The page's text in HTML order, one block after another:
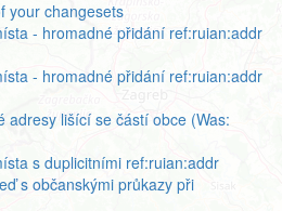
your changesets
- hromadné přidání ref:ruian:addr
- hromadné přidání ref:ruian:addr
adresy lišící se částí obce (Was:
s duplicitními ref:ruian:addr
s občanskými průkazy při